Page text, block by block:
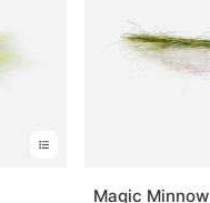
Magic Minnow